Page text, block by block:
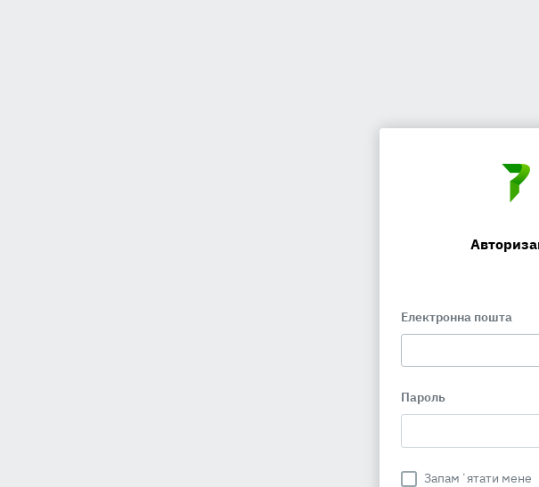
Електронна пошта
Пароль
Запамʼятати мене